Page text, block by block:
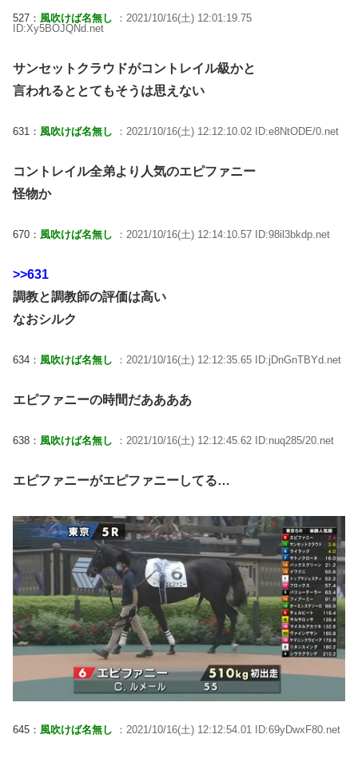
527： 風吹けば名無し
：2021/10/16(土) 12:01:19.75
ID:Xy5BOJQNd.net
サンセットクラウドがコントレイル級かと
言われるととてもそうは思えない
631： 風吹けば名無し ：2021/10/16(土) 12:12:10.02 ID:e8NtODE/0.net
コントレイル全弟より人気のエピファニー
怪物か
670： 風吹けば名無し ：2021/10/16(土) 12:14:10.57 ID:98il3bkdp.net
>>631
調教と調教師の評価は高い
なおシルク
634： 風吹けば名無し ：2021/10/16(土) 12:12:35.65 ID:jDnGnTBYd.net
エピファニーの時間だああああ
638： 風吹けば名無し ：2021/10/16(土) 12:12:45.62 ID:nuq285/20.net
エピファニーがエピファニーしてる…
645： 風吹けば名無し ：2021/10/16(土) 12:12:54.01 ID:69yDwxF80.net